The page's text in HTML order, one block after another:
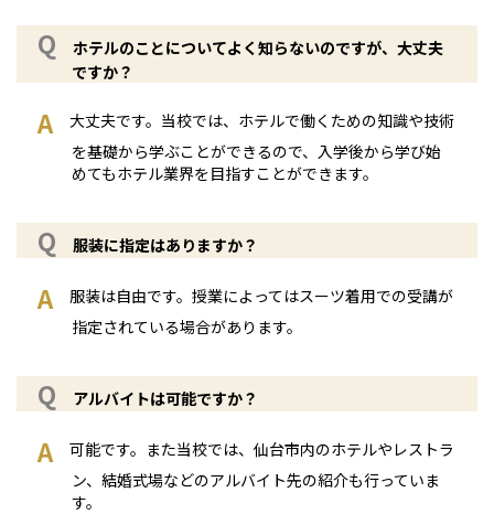
ホテルのことについてよく知らないのですが、大丈夫
ですか？
大丈夫です。当校では、ホテルで働くための知識や技術
を基礎から学ぶことができるので、入学後から学び始
めてもホテル業界を目指すことができます。
服装に指定はありますか？
服装は自由です。授業によってはスーツ着用での受講が
指定されている場合があります。
アルバイトは可能ですか？
可能です。また当校では、仙台市内のホテルやレストラ
ン、結婚式場などのアルバイト先の紹介も行っていま
す。